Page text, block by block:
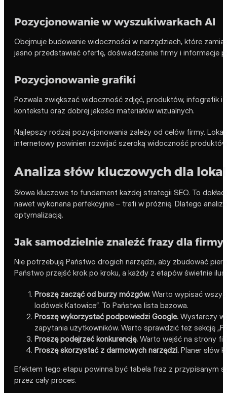
Pozycjonowanie w wyszukiwarkach AI
Obejmuje budowanie widoczności w narzędziach, które
jasno przedstawiać ofertę, doświadczenie firmy i informacje
Pozycjonowanie grafiki
Pozwala zwiększać widoczność zdjęć, produktów, infografik i
kontekstu oraz dobrej jakości materiałów wizualnych.
Najlepszy rodzaj pozycjonowania zależy od celów firmy.
internetowy powinien rozwijać szeroką widoczność
Analiza słów kluczowych dla
Słowa kluczowe to fundament każdej strategii SEO. To
nawet wykonana perfekcyjnie – trafi w próżnię. Dlatego
optymalizacją.
Jak samodzielnie znaleźć frazy dla
Nie potrzebują Państwo drogich narzędzi, aby zbudować
Państwo przejść krok po kroku, a każdy z etapów świetnie
Proszę zacząć od burzy mózgów. Warto wypisać
lodówek Katowice”. To Państwa lista bazowa.
Proszę wykorzystać podpowiedzi Google. Wystarczy
zapytania użytkowników. Warto sprawdzić też sekcję
Proszę podejrzeć konkurencję. Warto wejść na strony
Proszę skorzystać z darmowych narzędzi. Planer słów
Efektem tego etapu powinna być tabela fraz z przypisanym
przez cały proces.